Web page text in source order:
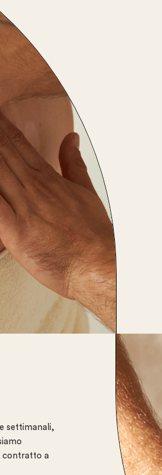
settimanali,
contratto a